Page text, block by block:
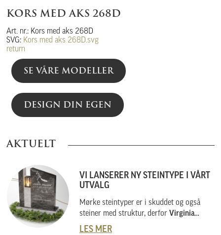
KORS MED AKS 268D
Art. nr.: Kors med aks 268D
SVG: Kors med aks 268D.svg
return
SE VÅRE MODELLER
DESIGN DIN EGEN
AKTUELT
VI LANSERER NY STEINTYPE I VÅRT
UTVALG
Mørke steintyper er i skuddet og også
steiner med struktur, derfor Virginia
Black.
LES MER